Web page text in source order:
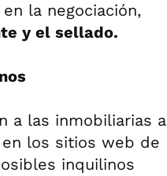
la negociación,
y el sellado.
a las inmobiliarias a
los sitios web de
inquilinos